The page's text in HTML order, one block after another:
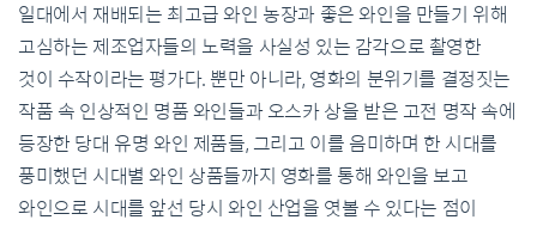
일대에서 재배되는 최고급 와인 농장과 좋은 와인을 만들기 위해
고심하는 제조업자들의 노력을 사실성 있는 감각으로 촬영한
것이 수작이라는 평가다. 뿐만 아니라, 영화의 분위기를 결정짓는
작품 속 인상적인 명품 와인들과 오스카 상을 받은 고전 명작 속에
등장한 당대 유명 와인 제품들, 그리고 이를 음미하며 한 시대를
풍미했던 시대별 와인 상품들까지 영화를 통해 와인을 보고
와인으로 시대를 앞선 당시 와인 산업을 엿볼 수 있다는 점이